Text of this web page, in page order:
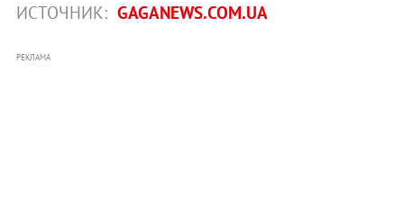
ИСТОЧНИК: GAGANEWS.COM.UA
РЕКЛАМА